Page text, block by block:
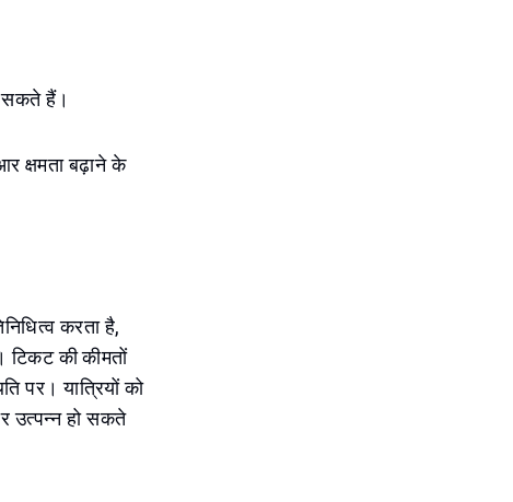
सकते हैं।
क्षमता बढ़ाने के
करता है,
टिकट की कीमतों
पर। यात्रियों को
उत्पन्न हो सकते